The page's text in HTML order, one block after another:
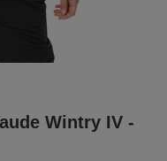
Wintry IV -